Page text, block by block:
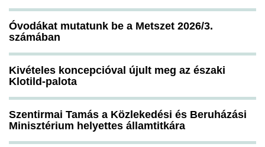
Óvodákat mutatunk be a Metszet 2026/3.
számában
Kivételes koncepcióval újult meg az északi
Klotild-palota
Szentirmai Tamás a Közlekedési és Beruházási
Minisztérium helyettes államtitkára